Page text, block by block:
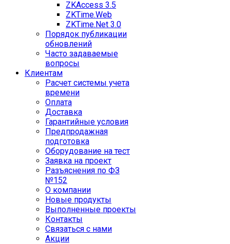
ZKAccess 3.5
ZKTime.Web
ZKTime.Net 3.0
Порядок публикации
обновлений
Часто задаваемые
вопросы
Клиентам
Расчет системы учета
времени
Оплата
Доставка
Гарантийные условия
Предпродажная
подготовка
Оборудование на тест
Заявка на проект
Разъяснения по ФЗ
№152
О компании
Новые продукты
Выполненные проекты
Контакты
Связаться с нами
Акции